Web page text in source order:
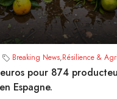
Breaking News,Résilience & Agri
pour 874
Espagne.